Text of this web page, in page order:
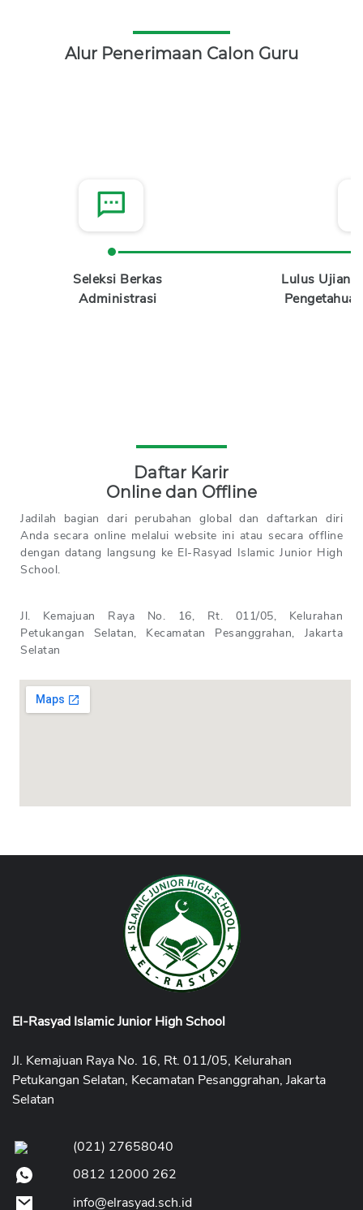
Alur Penerimaan Calon Guru
Seleksi Berkas
Administrasi
Lulus Ujian
Daftar Karir
Online dan Offline
Jadilah bagian dari perubahan global dan daftarkan diri
Anda secara online melalui website ini atau secara offline
dengan datang langsung ke El-Rasyad Islamic Junior High
School.
Jl. Kemajuan Raya No. 16, Rt. 011/05, Kelurahan
Petukangan Selatan, Kecamatan Pesanggrahan, Jakarta
Selatan
El-Rasyad Islamic Junior High School
Jl. Kemajuan Raya No. 16, Rt. 011/05, Kelurahan
Petukangan Selatan, Kecamatan Pesanggrahan, Jakarta
Selatan
(021) 27658040
0812 12000 262
info@elrasyad.sch.id